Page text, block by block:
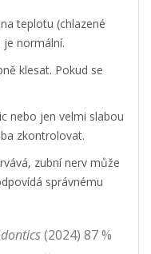
teplotu (chlazené
normální.
klesat. Pokud se
nebo jen velmi slabou
zkontrolovat.
zubní nerv může
správnému
(2024) 87 %